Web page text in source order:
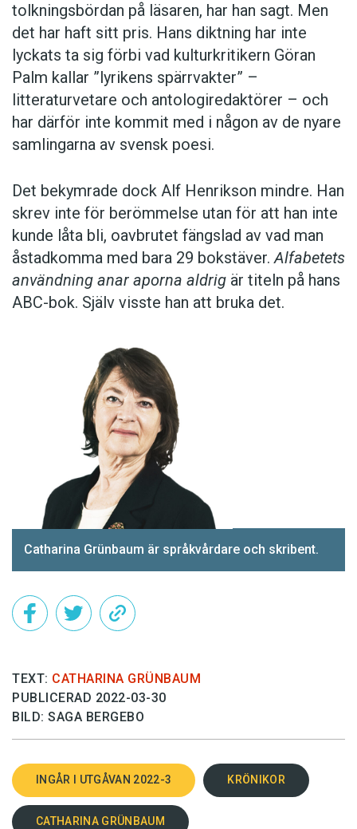
tolkningsbördan på läsaren, har han sagt. Men
det har haft sitt pris. Hans diktning har inte
lyckats ta sig förbi vad kulturkritikern Göran
Palm kallar ”lyrikens spärrvakter” –
litteraturvetare och antologiredaktörer – och
har därför inte kommit med i någon av de nyare
samlingarna av svensk poesi.
Det bekymrade dock Alf Henrikson mindre. Han
skrev inte för berömmelse utan för att han inte
kunde låta bli, oavbrutet fängslad av vad man
åstadkomma med bara 29 bokstäver.Alfabetets
användning anar aporna aldrig är titeln på hans
ABC-bok. Själv visste han att bruka det.
Catharina Grünbaum är språkvårdare och skribent.
TEXT: CATHARINA GRÜNBAUM
PUBLICERAD 2022-03-30
BILD: SAGA BERGEBO
INGÅR I UTGÅVAN 2022-3 KRÖNIKOR
CATHARINA GRÜNBAUM